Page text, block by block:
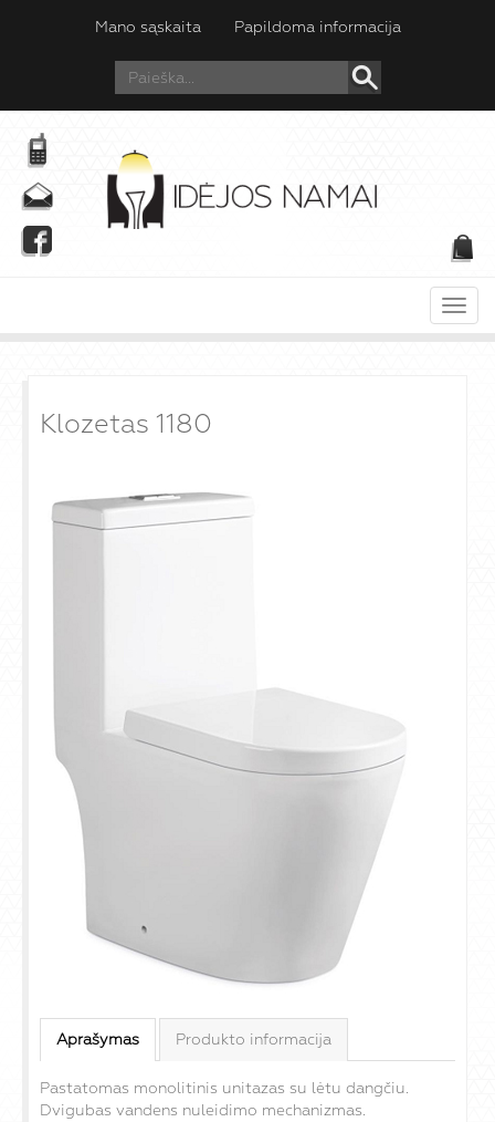
Mano sąskaita Papildoma informacija
Klozetas 1180
Aprašymas Produkto informacija
Pastatomas monolitinis unitazas su lėtu dangčiu.
Dvigubas vandens nuleidimo mechanizmas.